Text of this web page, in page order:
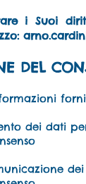
i Suoi
DEL
dei dati